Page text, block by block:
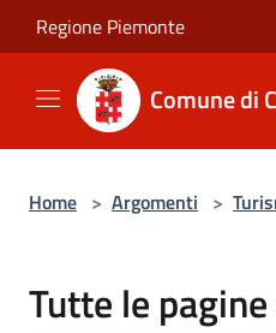
Salta al contenuto principale
Regione Piemonte
Comune di
Home > Argomenti >
Tutte le